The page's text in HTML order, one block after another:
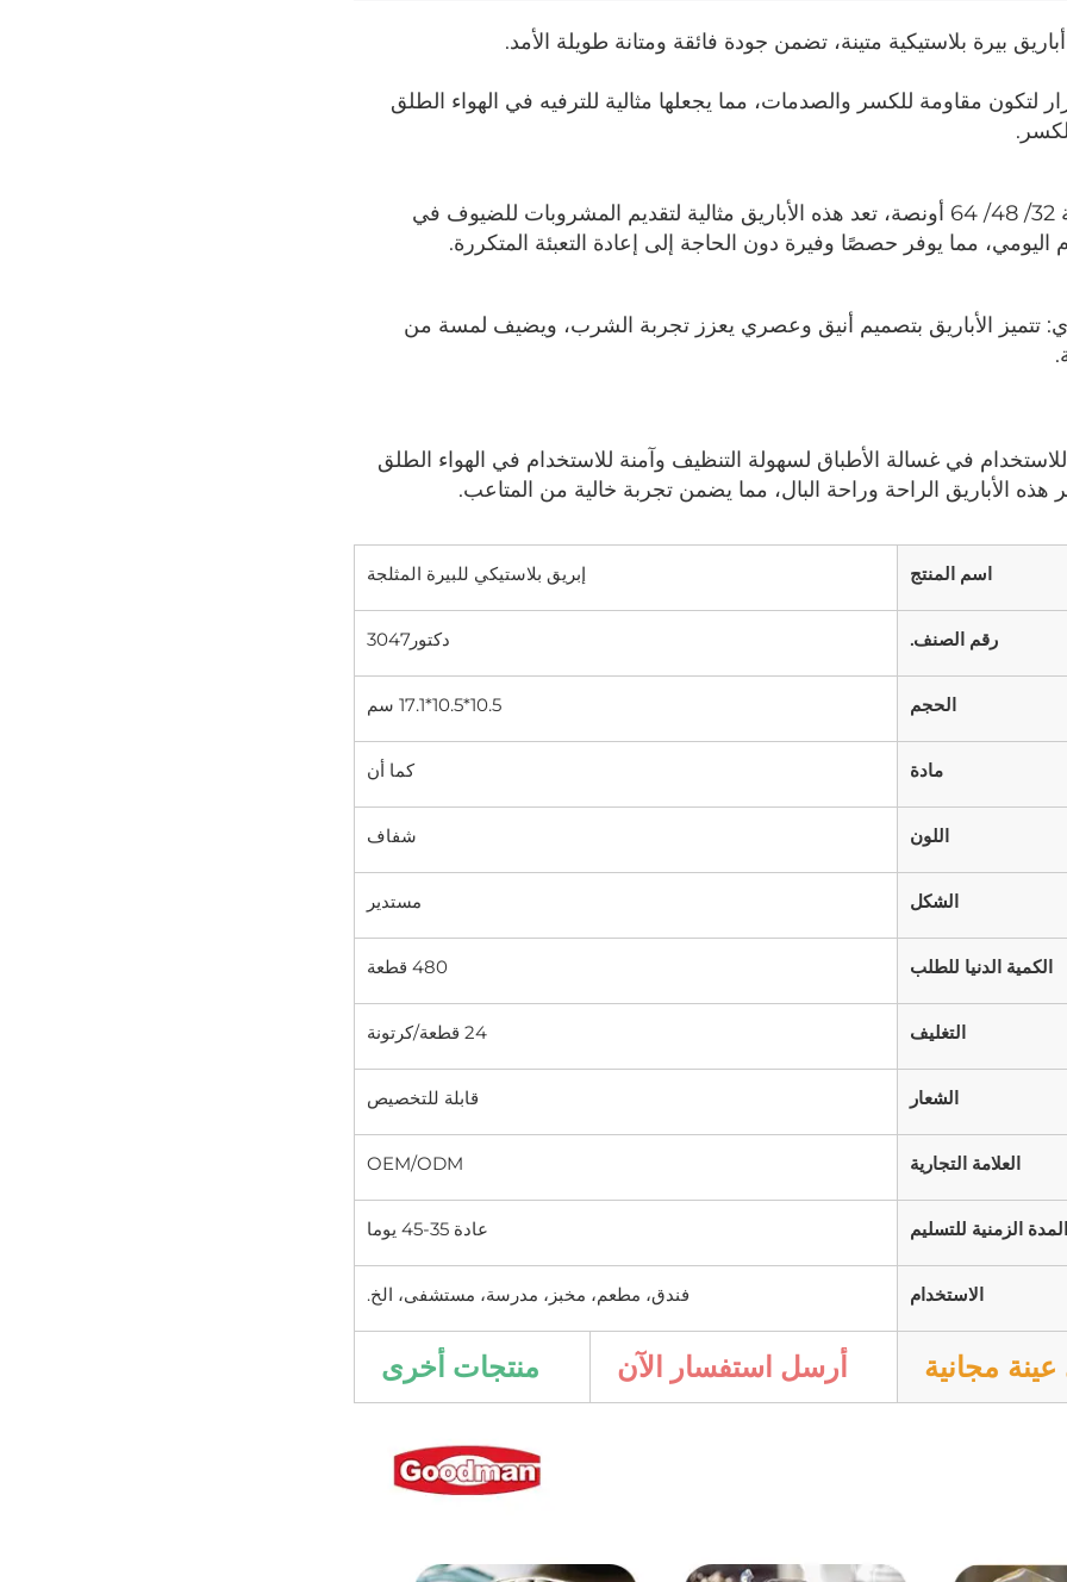
بيرة بلاستيكية متينة، تضمن جودة فائقة ومتانة طويلة الأمد.
اليومي، مما يوفر حصصًا وفيرة دون الحاجة إلى إعادة التعبئة المتكررة.
هذه الأباريق الراحة وراحة البال، مما يضمن تجربة خالية من المتاعب.
اسم المنتج إبريق بلاستيكي للبيرة المثلجة
رقم الصنف. دكتور3047
الحجم 10.5*10.5*17.1 سم
مادة كما أن
اللون شفاف
الشكل مستدير
الكمية الدنيا للطلب 480 قطعة
التغليف 24 قطعة/كرتونة
الشعار قابلة للتخصيص
العلامة التجارية OEM/ODM
المدة الزمنية للتسليم عادة 35-45 يوما
الاستخدام فندق، مطعم، مخبز، مدرسة، مستشفى، الخ.
مجانية أرسل استفسار الآن منتجات أخرى